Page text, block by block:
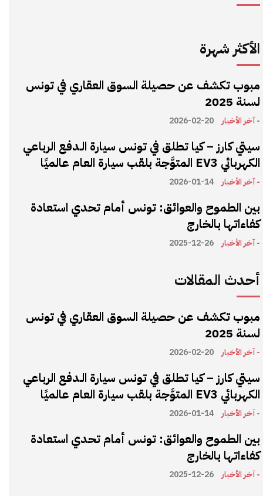
الأكثر شهرة
مبوب تكشف عن حصيلة السوق العقاري في تونس
لسنة 2025
- آخر الأخبار 2026-02-20
سيتي كارز – كيا تطلق في تونس سيارة الـدفع الرباعي
الكهربائي EV3 المتوَّجة بلقب سيارة العام عالميًا
- آخر الأخبار 2026-01-14
بين الطموح والعوائق: تونس أمام تحدي استعادة
كفاءاتها بالخارج
- آخر الأخبار 2025-12-26
أحدث المقالات
مبوب تكشف عن حصيلة السوق العقاري في تونس
لسنة 2025
- آخر الأخبار 2026-02-20
سيتي كارز – كيا تطلق في تونس سيارة الـدفع الرباعي
الكهربائي EV3 المتوَّجة بلقب سيارة العام عالميًا
- آخر الأخبار 2026-01-14
بين الطموح والعوائق: تونس أمام تحدي استعادة
كفاءاتها بالخارج
- آخر الأخبار 2025-12-26